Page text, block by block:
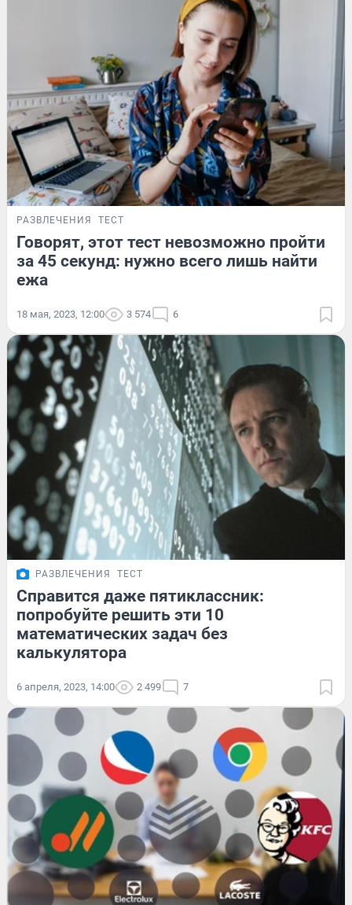
РАЗВЛЕЧЕНИЯ ТЕСТ
Говорят, этот тест невозможно пройти
за 45 секунд: нужно всего лишь найти
ежа
18 мая, 2023, 12:00 3 574 6
РАЗВЛЕЧЕНИЯ ТЕСТ
Справится даже пятиклассник:
попробуйте решить эти 10
математических задач без
калькулятора
6 апреля, 2023, 14:00 2 499 7